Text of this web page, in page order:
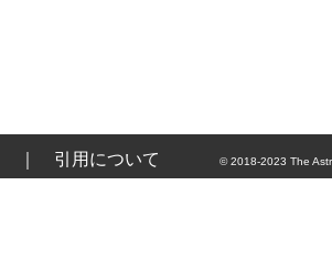
引用について © 2018-2023 The